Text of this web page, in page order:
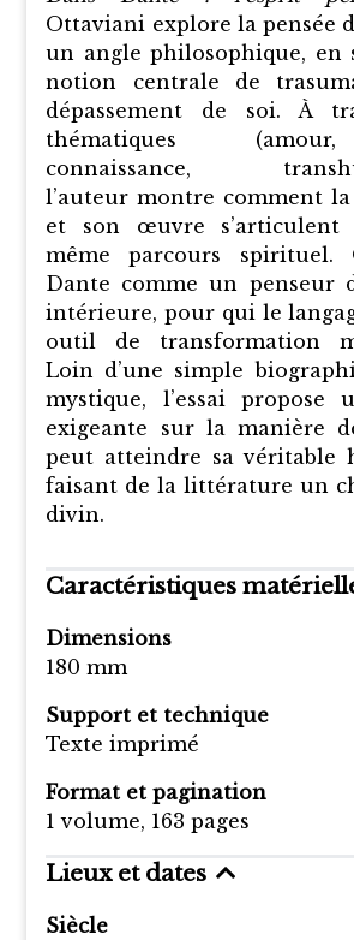
Ottaviani explore la pensée
un angle philosophique, en
notion centrale de
dépassement de soi. À
thématiques
connaissance,
l’auteur montre comment
et son œuvre s’articulent
même parcours
Dante comme un penseur
intérieure, pour qui le
outil de transformation
Loin d’une simple
mystique, l’essai propose
exigeante sur la manière
peut atteindre sa véritable
faisant de la littérature un
divin.
Caractéristiques
Dimensions
180 mm
Support et technique
Texte imprimé
Format et pagination
1 volume, 163 pages
Lieux et dates
Siècle